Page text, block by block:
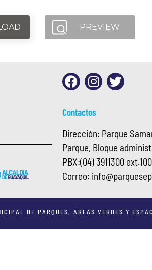
PREVIEW
Contactos
Dirección: Parque
Parque, Bloque
PBX:(04) 3911300
Correo: info@
DE PARQUES, ÁREAS VERDES Y